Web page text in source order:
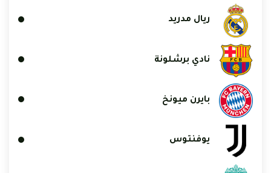
ريال مدريد
نادي برشلونة
بايرن ميونخ
يوفنتوس